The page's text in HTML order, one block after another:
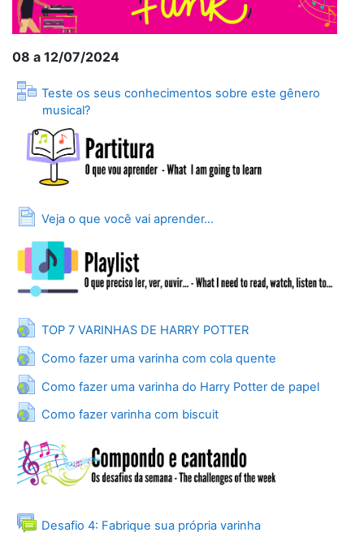
08 a 12/07/2024
Teste os seus conhecimentos sobre este gênero
musical?
Lesson
Veja o que você vai aprender...
Page
TOP 7 VARINHAS DE HARRY POTTER
URL
Como fazer uma varinha com cola quente
URL
Como fazer uma varinha do Harry Potter de papel
URL
Como fazer varinha com biscuit
URL
Desafio 4: Fabrique sua própria varinha
Forum